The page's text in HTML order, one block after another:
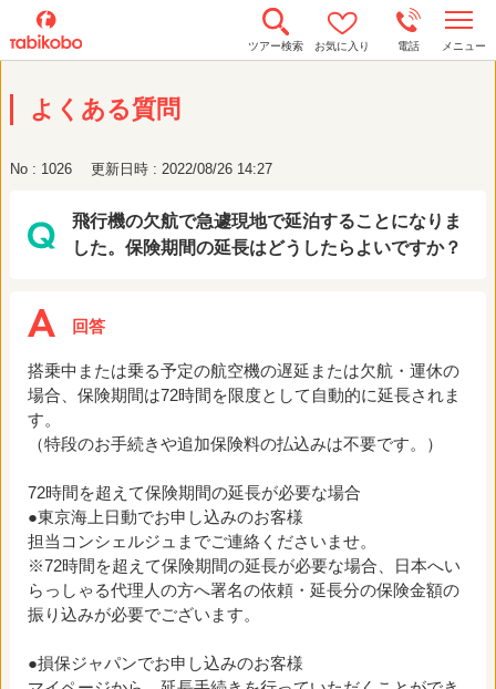
ツアー検索 お気に入り 電話 メニュー
o
a
よくある質問
No : 1026 更新日時 : 2022/08/26 14:27
飛行機の欠航で急遽現地で延泊することになりま
した。保険期間の延長はどうしたらよいですか？
搭乗中または乗る予定の航空機の遅延または欠航・運休の
場合、保険期間は72時間を限度として自動的に延長されま
す。
（特段のお手続きや追加保険料の払込みは不要です。）
72時間を超えて保険期間の延長が必要な場合
●東京海上日動でお申し込みのお客様
担当コンシェルジュまでご連絡くださいませ。
※72時間を超えて保険期間の延長が必要な場合、日本へい
らっしゃる代理人の方へ署名の依頼・延長分の保険金額の
振り込みが必要でございます。
●損保ジャパンでお申し込みのお客様